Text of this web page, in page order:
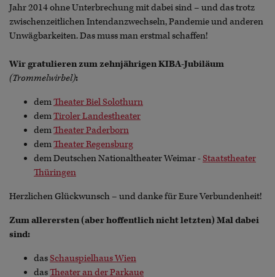
Jahr 2014 ohne Unterbrechung mit dabei sind – und das trotz
zwischenzeitlichen Intendanzwechseln, Pandemie und anderen
Unwägbarkeiten. Das muss man erstmal schaffen!
Wir gratulieren zum zehnjährigen KIBA-Jubiläum
(Trommelwirbel):
demTheater Biel Solothurn
demTiroler Landestheater
demTheater Paderborn
demTheater Regensburg
dem Deutschen Nationaltheater Weimar -Staatstheater
Thüringen
Herzlichen Glückwunsch – und danke für Eure Verbundenheit!
Zum allerersten (aber hoffentlich nicht letzten) Mal dabei
sind:
dasSchauspielhaus Wien
dasTheater an der Parkaue